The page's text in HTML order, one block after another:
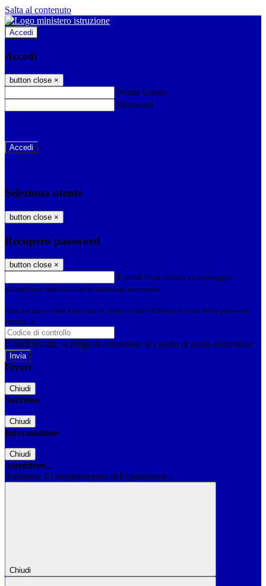
Salta al contenuto
Accedi
Accedi
button close ×
Nome Utente
Password
-
Seleziona utente
button close ×
Recupero password
button close ×
E-mail Verrà inviato un messaggio
all'indirizzo indicato con le istruzioni necessarie.
Non hai una e-mail associata al nome utente? Effettua il reset della password
tramite la
E-mail inviata, si prega di controllare la casella di posta elettronica!
Errore
Chiudi
Successo
Chiudi
Informazione
Chiudi
Attendere...
Attendere il completamento dell'operazione...
Chiudi